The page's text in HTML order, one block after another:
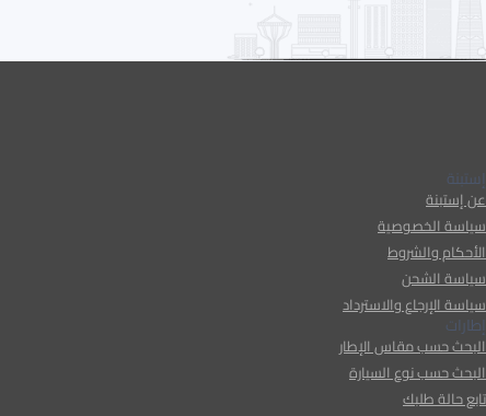
إستبنة
عن إستبنة
سياسة الخصوصية
الأحكام والشروط
سياسة الشحن
سياسة الإرجاع والاسترداد
إطارات
البحث حسب مقاس الإطار
البحث حسب نوع السيارة
تابع حالة طلبك